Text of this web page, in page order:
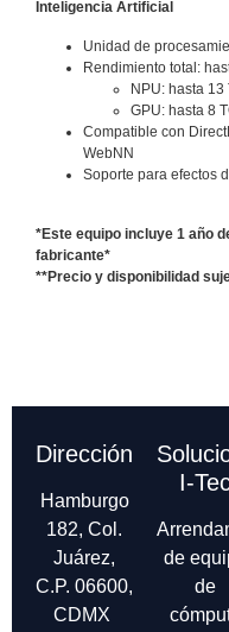
Inteligencia Artificial
Unidad de
Rendimiento total:
NPU: hasta 13
GPU: hasta 8
Compatible con
WebNN
Soporte para efectos
*Este equipo incluye 1 año
fabricante*
**Precio y disponibilidad
Dirección
Hamburgo
182, Col.
Juárez,
C.P. 06600,
CDMX
I-
de
de